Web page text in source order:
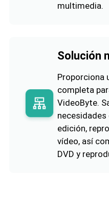
multimedia.
Solución
Proporciona
completa
VideoByte.
necesidades
edición,
vídeo, así
DVD y